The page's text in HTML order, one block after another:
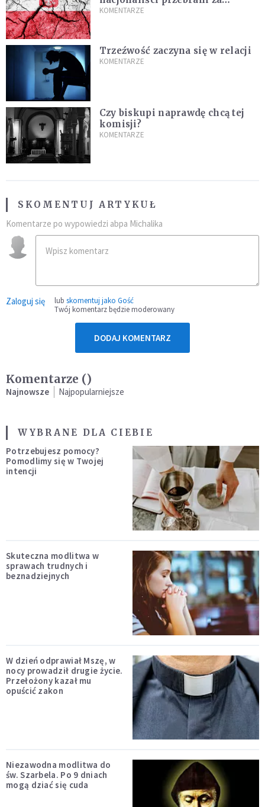
chrześcijan
KOMENTARZE
Trzeźwość zaczyna się w relacji
KOMENTARZE
Czy biskupi naprawdę chcą tej
komisji?
KOMENTARZE
SKOMENTUJ ARTYKUŁ
Komentarze po wypowiedzi abpa Michalika
Zaloguj się lub skomentuj jako Gość
Twój komentarz będzie moderowany
DODAJ KOMENTARZ
Komentarze ()
Najnowsze Najpopularniejsze
WYBRANE DLA CIEBIE
Potrzebujesz pomocy?
Pomodlimy się w Twojej
intencji
Skuteczna modlitwa w
sprawach trudnych i
beznadziejnych
W dzień odprawiał Mszę, w
nocy prowadził drugie życie.
Przełożony kazał mu
opuścić zakon
Niezawodna modlitwa do
św. Szarbela. Po 9 dniach
mogą dziać się cuda